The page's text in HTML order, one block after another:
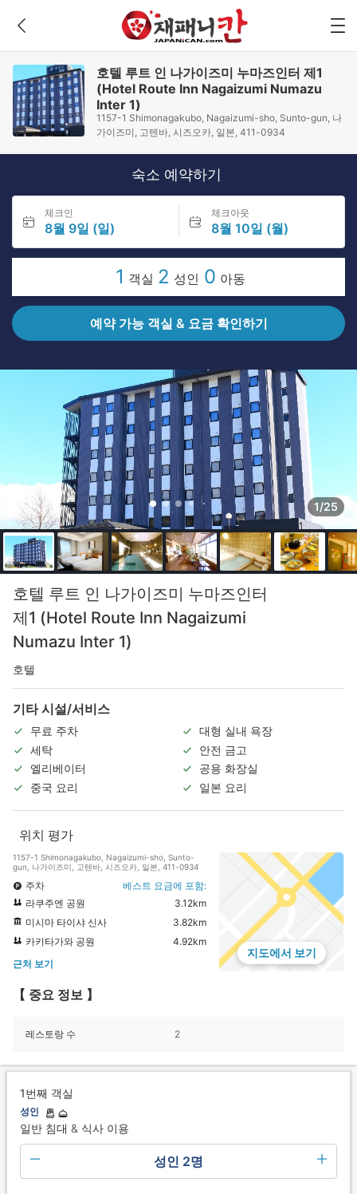
호텔 루트 인 나가이즈미 누마즈인터 제1
(Hotel Route Inn Nagaizumi Numazu
Inter 1)
1157-1 Shimonagakubo, Nagaizumi-sho, Sunto-gun, 나
가이즈미, 고텐바, 시즈오카, 일본, 411-0934
숙소 예약하기
체크인
8월 9일 (일)
체크아웃
8월 10일 (월)
1 객실 2 성인 0 아동
예약 가능 객실 & 요금 확인하기
1/25
호텔 루트 인 나가이즈미 누마즈인터
제1 (Hotel Route Inn Nagaizumi
Numazu Inter 1)
호텔
기타 시설/서비스
무료 주차
대형 실내 욕장
세탁
안전 금고
엘리베이터
공용 화장실
중국 요리
일본 요리
위치 평가
1157-1 Shimonagakubo, Nagaizumi-sho, Sunto-
gun, 나가이즈미, 고텐바, 시즈오카, 일본, 411-0934
주차
베스트 요금에 포함:
라쿠주엔 공원
3.12km
미시마 타이샤 신사
3.82km
카키타가와 공원
4.92km
근처 보기
지도에서 보기
【 중요 정보 】
레스토랑 수 2
1번째 객실
성인
일반 침대 & 식사 이용
성인 2명